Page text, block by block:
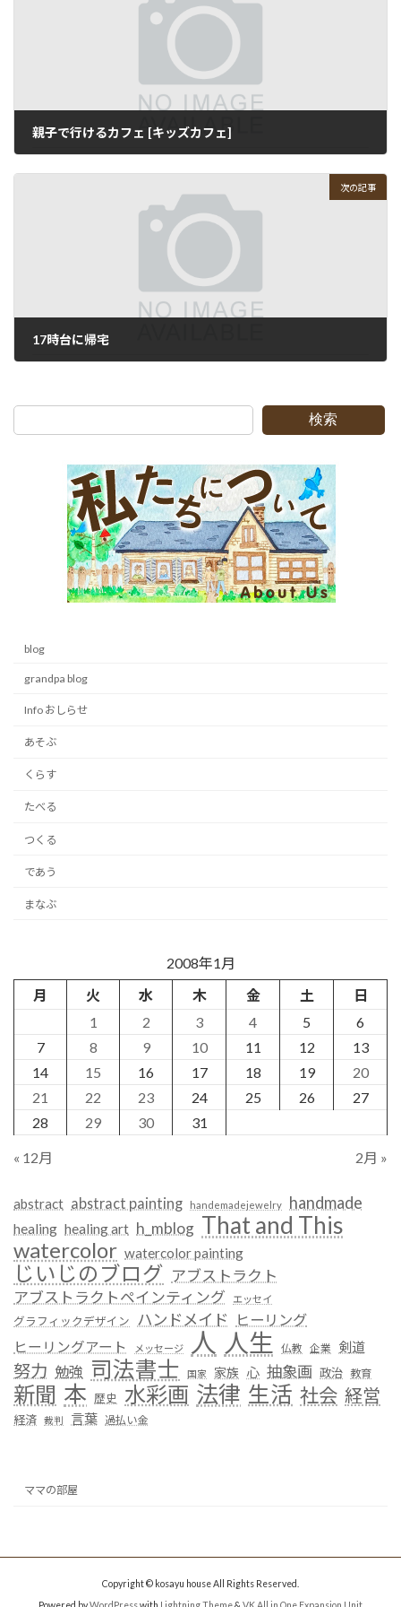
親子で行けるカフェ [キッズカフェ]
次の記事
17時台に帰宅
検索
blog
grandpa blog
Info おしらせ
あそぶ
くらす
たべる
つくる
であう
まなぶ
2008年1月
月
火 水 木 金 土
日
1
2 3 4 5
6
7
8 9 10 11 12
13
14
15 16 17 18 19
20
21
22 23 24 25 26
27
28
29 30 31
« 12月 2月 »
abstract abstract painting handemadejewelry handmade
healing healing art h_mblog That and This
watercolor watercolor painting
じいじのブログ アブストラクト
アブストラクトペインティング
エッセイ
グラフィックデザイン ハンドメイド ヒーリング
ヒーリングアート メッセージ 人 人生 仏教 企業 剣道
努力 勉強 司法書士 国家 家族 心 抽象画 政治 教育
新聞 本 歴史 水彩画 法律 生活 社会 経営
経済 裁判 言葉 過払い金
ママの部屋
Copyright © kosayu house All Rights Reserved.